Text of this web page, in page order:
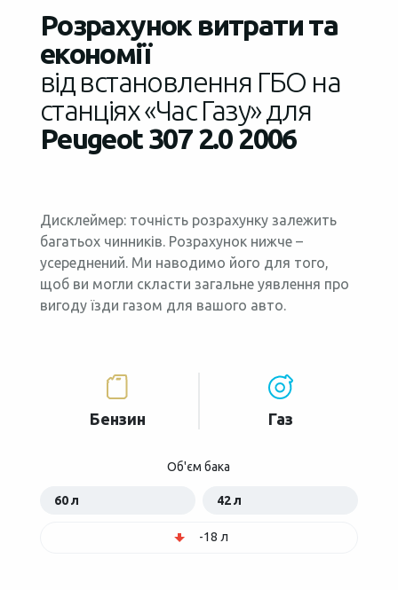
Розрахунок витрати та
економії
від встановлення ГБО на
станціях «Час Газу» для
Peugeot 307 2.0 2006
Дисклеймер: точність розрахунку залежить
багатьох чинників. Розрахунок нижче –
усереднений. Ми наводимо його для того,
щоб ви могли скласти загальне уявлення про
вигоду їзди газом для вашого авто.
Бензин Газ
Об'єм бака
60 л 42 л
-18 л